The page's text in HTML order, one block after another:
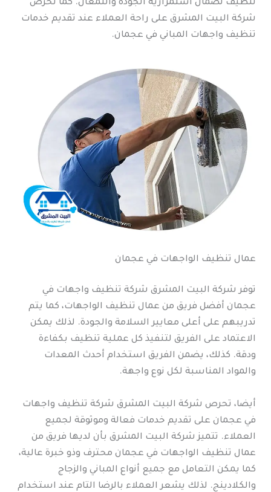
تنظيف لضمان استمرارية الجودة واللمعان. كما تحرص
شركة البيت المشرق على راحة العملاء عند تقديم خدمات
تنظيف واجهات المباني في عجمان.
عمال تنظيف الواجهات في عجمان
توفر شركة البيت المشرق شركة تنظيف واجهات في
عجمان أفضل فريق من عمال تنظيف الواجهات، كما يتم
تدريبهم على أعلى معايير السلامة والجودة. لذلك يمكن
الاعتماد على الفريق لتنفيذ كل عملية تنظيف بكفاءة
ودقة. كذلك، يضمن الفريق استخدام أحدث المعدات
والمواد المناسبة لكل نوع واجهة.
أيضا، تحرص شركة البيت المشرق شركة تنظيف واجهات
في عجمان على تقديم خدمات فعالة وموثوقة لجميع
العملاء. تتميز شركة البيت المشرق بأن لديها فريق من
عمال تنظيف الواجهات في عجمان محترف وذو خبرة عالية،
كما يمكن التعامل مع جميع أنواع المباني والزجاج
والكلادينج. لذلك يشعر العملاء بالرضا التام عند استخدام